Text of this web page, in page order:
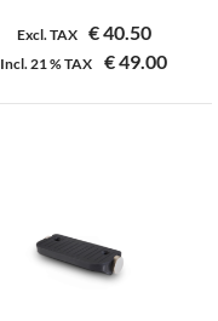
Excl. TAX €40.50
Incl.21 %TAX €49.00